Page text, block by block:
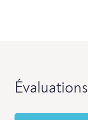
Évaluations